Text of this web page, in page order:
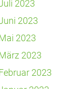
2023
2023
2023
2023
2023